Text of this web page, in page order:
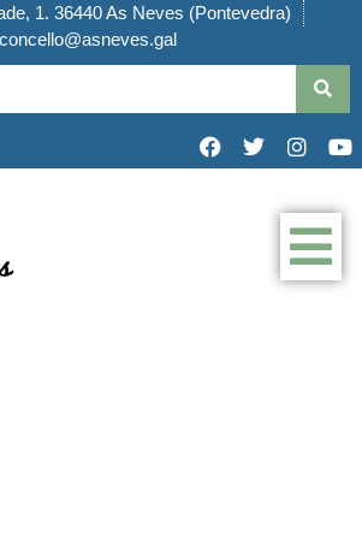
1. 36440 As Neves (Pontevedra)
concello@asneves.gal